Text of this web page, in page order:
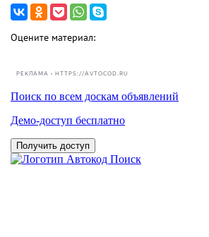
Оцените материал:
РЕКЛАМА • HTTPS://AVTOCOD.RU